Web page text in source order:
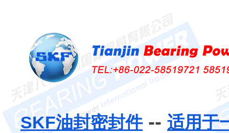
SKF油封密封件-- 适用于